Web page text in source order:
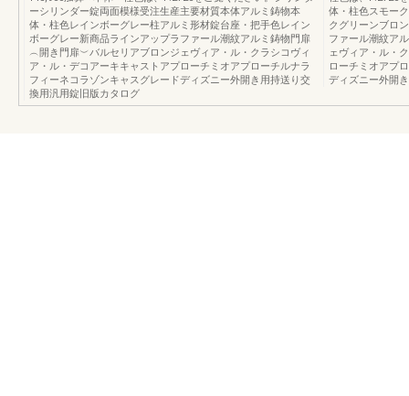
ーシリンダー錠両面模様受注生産主要材質本体アルミ鋳物本
体・柱色レインボーグレー柱アルミ形材錠台座・把手色レイン
ボーグレー新商品ラインアップラファール潮紋アルミ鋳物門扉
︵開き門扉︶バルセリアブロンジェヴィア・ル・クラシコヴィ
ア・ル・デコアーキキャストアプローチミオアプローチルナラ
フィーネコラゾンキャスグレードディズニー外開き用持送り交
換用汎用錠旧版カタログ
体・柱色スモー
クグリーンブロ
ファール潮紋ア
ェヴィア・ル・
ローチミオアプ
ディズニー外開